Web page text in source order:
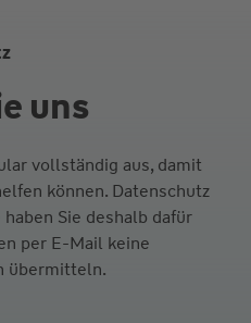
uns
vollständig aus, damit
können. Datenschutz
Sie deshalb dafür
per E-Mail keine
übermitteln.